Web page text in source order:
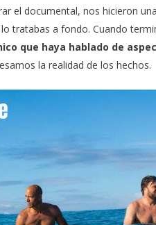
el documental, nos hicieron una
tratabas a fondo. Cuando
que haya hablado de
la realidad de los hechos.